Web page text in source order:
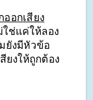
อกเสียง
ใช่แค่ให้ลอง
ยังมีหัวข้อ
ยงให้ถูกต้อง